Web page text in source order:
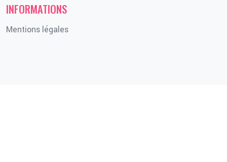
INFORMATIONS
Mentions légales